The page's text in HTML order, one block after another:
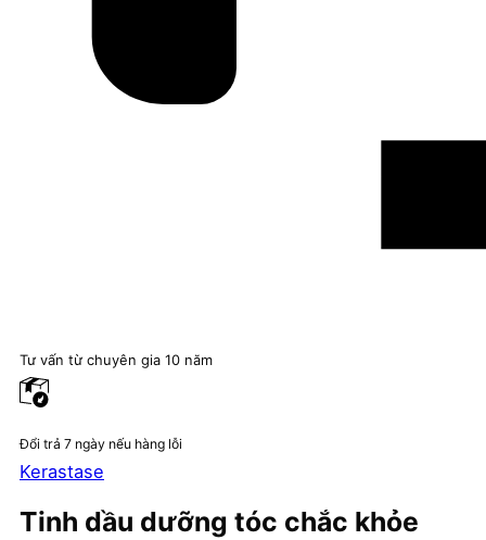
Tư vấn từ chuyên gia 10 năm
Đổi trả 7 ngày nếu hàng lỗi
Kerastase
Tinh dầu dưỡng tóc chắc khỏe